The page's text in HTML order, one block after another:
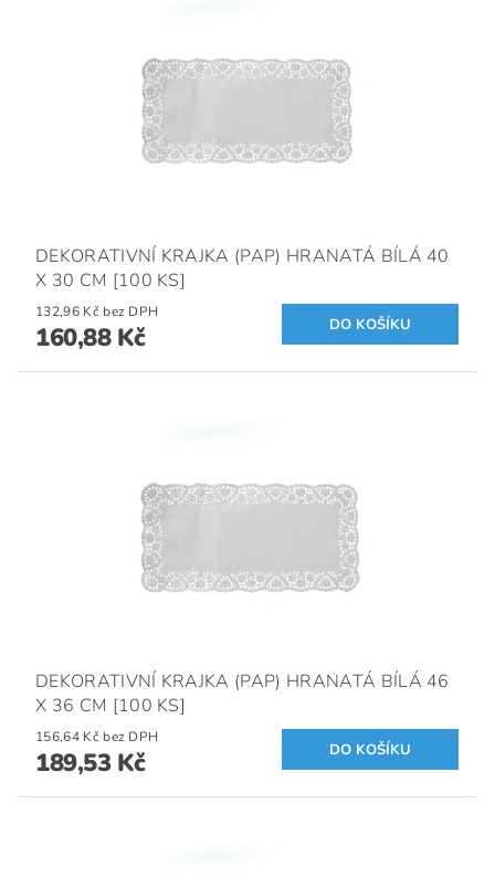
DEKORATIVNÍ KRAJKA (PAP) HRANATÁ BÍLÁ 40
X 30 CM [100 KS]
132,96 Kč bez DPH
160,88 Kč
DEKORATIVNÍ KRAJKA (PAP) HRANATÁ BÍLÁ 46
X 36 CM [100 KS]
156,64 Kč bez DPH
189,53 Kč